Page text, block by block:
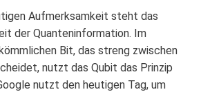
Aufmerksamkeit steht das
der Quanteninformation. Im
Bit, das streng zwischen
nutzt das Qubit das Prinzip
nutzt den heutigen Tag, um